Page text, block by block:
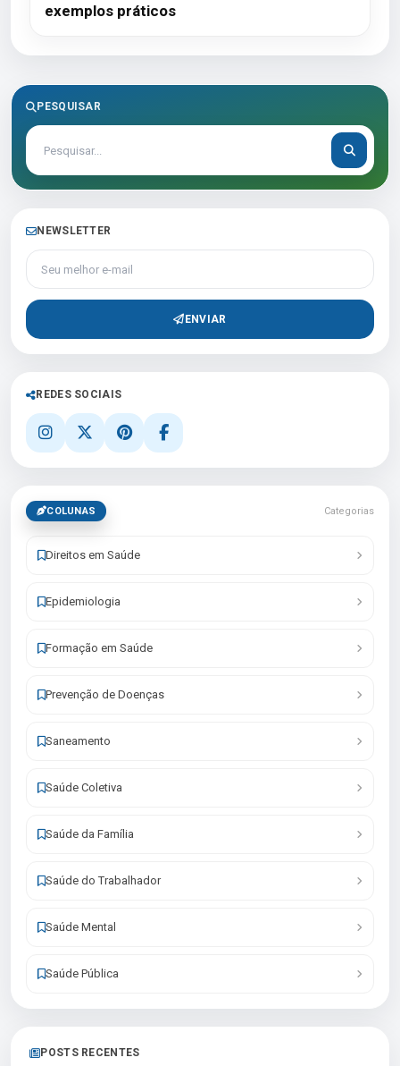
exemplos práticos
PESQUISAR
NEWSLETTER
Seu melhor e-mail
ENVIAR
REDES SOCIAIS
COLUNAS Categorias
Direitos em Saúde
Epidemiologia
Formação em Saúde
Prevenção de Doenças
Saneamento
Saúde Coletiva
Saúde da Família
Saúde do Trabalhador
Saúde Mental
Saúde Pública
POSTS RECENTES